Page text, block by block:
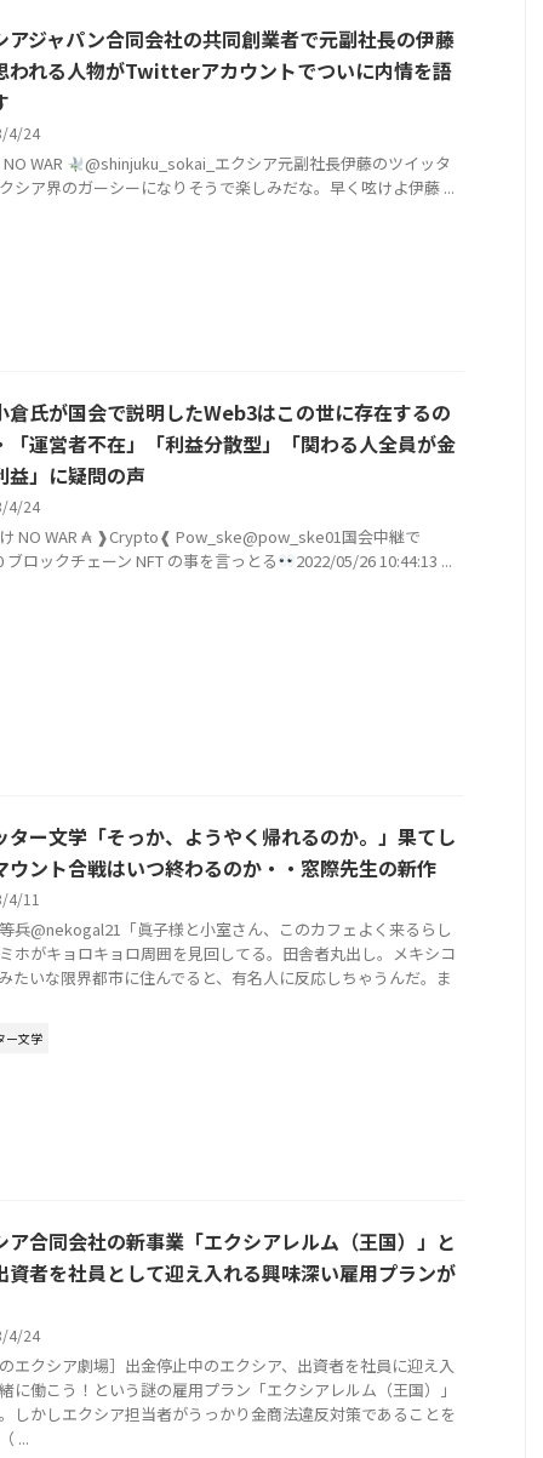
アジャパン合同会社の共同創業者で元副社長の伊藤
われる人物がTwitterアカウントでついに内情を語
4/24
NO WAR
@shinjuku_sokai_エクシア元副社長伊藤のツイッタ
シア界のガーシーになりそうで楽しみだな。早く呟けよ伊藤 ...
倉氏が国会で説明したWeb3はこの世に存在するの
「運営者不在」「利益分散型」「関わる人全員が金
益」に疑問の声
4/24
NO WAR ₳ ❱Crypto❰ Pow_ske@pow_ske01国会中継で
ブロックチェーン NFT の事を言っとる
2022/05/26 10:44:13 ...
ター文学「そっか、ようやく帰れるのか。」果てし
ウント合戦はいつ終わるのか・・窓際先生の新作
4/11
兵@nekogal21「眞子様と小室さん、このカフェよく来るらし
ホがキョロキョロ周囲を見回してる。田舎者丸出し。メキシコ
たいな限界都市に住んでると、有名人に反応しちゃうんだ。ま
ー文学
ア合同会社の新事業「エクシアレルム（王国）」と
資者を社員として迎え入れる興味深い雇用プランが
4/24
エクシア劇場］出金停止中のエクシア、出資者を社員に迎え入
に働こう！という謎の雇用プラン「エクシアレルム（王国）」
しかしエクシア担当者がうっかり金商法違反対策であることを
...